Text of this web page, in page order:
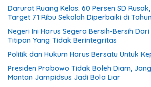
Darurat Ruang Kelas: 60 Persen SD
Target 71 Ribu Sekolah Diperbaiki di
Negeri Ini Harus Segera Bersih-Bersih
Titipan Yang Tidak Berintegritas
Politik dan Hukum Harus Bersatu Untuk
Presiden Prabowo Tidak Boleh Diam,
Mantan Jampidsus Jadi Bola Liar